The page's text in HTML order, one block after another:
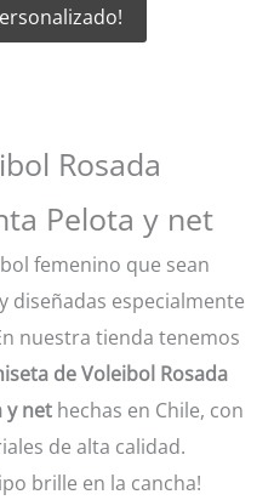
Rosada
Pelota y net
femenino que sean
diseñadas especialmente
nuestra tienda tenemos
de Voleibol Rosada
y net hechas en Chile, con
de alta calidad.
brille en la cancha!